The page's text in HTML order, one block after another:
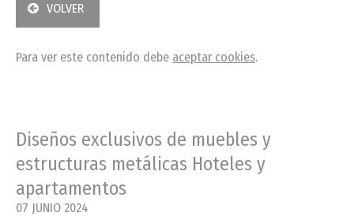
VOLVER
Para ver este contenido debe aceptar cookies.
Diseños exclusivos de muebles y
estructuras metálicas Hoteles y
apartamentos
07 JUNIO 2024